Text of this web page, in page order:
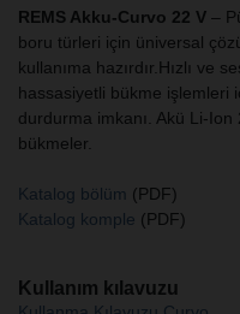
REMS Akku-Curvo 22 V –
boru türleri için üniversal
kullanıma hazırdır.Hızlı ve
hassasiyetli bükme işlemleri
durdurma imkanı. Akü Li-
bükmeler.
Katalog bölüm (PDF)
Katalog komple (PDF)
Kullanım kılavuzu